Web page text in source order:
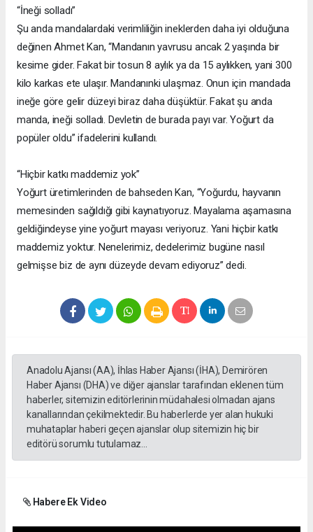
“İneği solladı”
Şu anda mandalardaki verimliliğin ineklerden daha iyi olduğuna
değinen Ahmet Kan, “Mandanın yavrusu ancak 2 yaşında bir
kesime gider. Fakat bir tosun 8 aylık ya da 15 aylıkken, yani 300
kilo karkas ete ulaşır. Mandanınki ulaşmaz. Onun için mandada
ineğe göre gelir düzeyi biraz daha düşüktür. Fakat şu anda
manda, ineği solladı. Devletin de burada payı var. Yoğurt da
popüler oldu” ifadelerini kullandı.
“Hiçbir katkı maddemiz yok”
Yoğurt üretimlerinden de bahseden Kan, “Yoğurdu, hayvanın
memesinden sağıldığı gibi kaynatıyoruz. Mayalama aşamasına
geldiğindeyse yine yoğurt mayası veriyoruz. Yani hiçbir katkı
maddemiz yoktur. Nenelerimiz, dedelerimiz bugüne nasıl
gelmişse biz de aynı düzeyde devam ediyoruz” dedi.
Anadolu Ajansı (AA), İhlas Haber Ajansı (İHA), Demirören
Haber Ajansı (DHA) ve diğer ajanslar tarafından eklenen tüm
haberler, sitemizin editörlerinin müdahalesi olmadan ajans
kanallarından çekilmektedir. Bu haberlerde yer alan hukuki
muhataplar haberi geçen ajanslar olup sitemizin hiç bir
editörü sorumlu tutulamaz...
Habere Ek Video